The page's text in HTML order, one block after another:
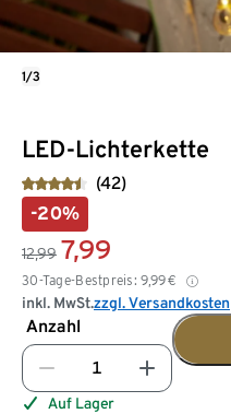
LED-Lichterkette
(42)
-20%
12,99 7,99
30-Tage-Bestpreis: 9,99€
inkl. MwSt.zzgl. Versandkosten
Anzahl
Auf Lager
1/3